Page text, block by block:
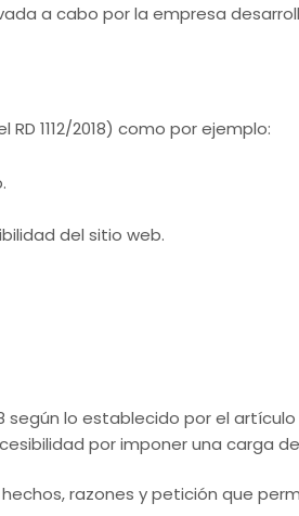
a cabo por la empresa
1112/2018) como por ejemplo:
del sitio web.
según lo establecido por el
por imponer una carga
razones y petición que